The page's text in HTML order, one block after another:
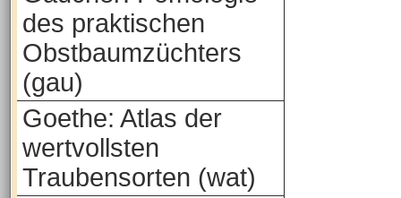
des praktischen
Obstbaumzüchters
(gau)
Goethe: Atlas der
wertvollsten
Traubensorten (wat)